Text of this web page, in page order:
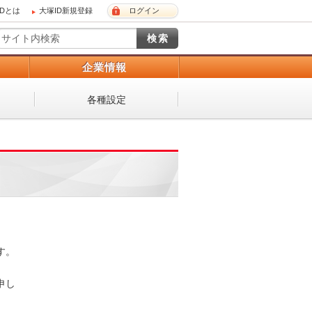
とは 大塚ID新規登録 ログイン
企業情報
各種設定
。
し